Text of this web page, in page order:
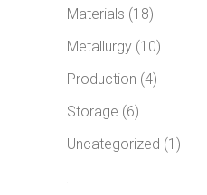
Materials (18)
Metallurgy (10)
Production (4)
Storage (6)
Uncategorized (1)